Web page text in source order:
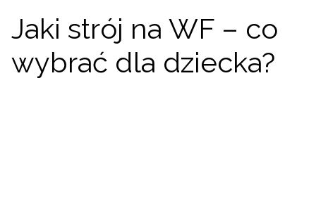
Jaki strój na WF – co
wybrać dla dziecka?
Słowacki / EUR
Ukraiński / UAH